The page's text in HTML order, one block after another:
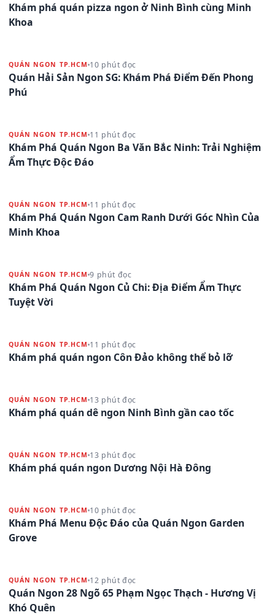
Khám phá quán pizza ngon ở Ninh Bình cùng Minh
Khoa
QUÁN NGON TP.HCM 10 phút đọc
Quán Hải Sản Ngon SG: Khám Phá Điểm Đến Phong
Phú
QUÁN NGON TP.HCM 11 phút đọc
Khám Phá Quán Ngon Ba Văn Bắc Ninh: Trải Nghiệm
Ẩm Thực Độc Đáo
QUÁN NGON TP.HCM 11 phút đọc
Khám Phá Quán Ngon Cam Ranh Dưới Góc Nhìn Của
Minh Khoa
QUÁN NGON TP.HCM 9 phút đọc
Khám Phá Quán Ngon Củ Chi: Địa Điểm Ẩm Thực
Tuyệt Vời
QUÁN NGON TP.HCM 11 phút đọc
Khám phá quán ngon Côn Đảo không thể bỏ lỡ
QUÁN NGON TP.HCM 13 phút đọc
Khám phá quán dê ngon Ninh Bình gần cao tốc
QUÁN NGON TP.HCM 13 phút đọc
Khám phá quán ngon Dương Nội Hà Đông
QUÁN NGON TP.HCM 10 phút đọc
Khám Phá Menu Độc Đáo của Quán Ngon Garden
Grove
QUÁN NGON TP.HCM 12 phút đọc
Quán Ngon 28 Ngõ 65 Phạm Ngọc Thạch - Hương Vị
Khó Quên